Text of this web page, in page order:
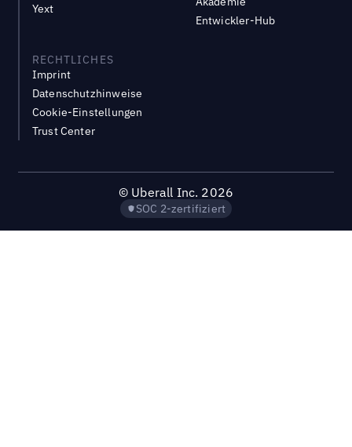
Yext
Entwickler-Hub
RECHTLICHES
Imprint
Datenschutzhinweise
Cookie-Einstellungen
Trust Center
© Uberall Inc. 2026
SOC 2-zertifiziert